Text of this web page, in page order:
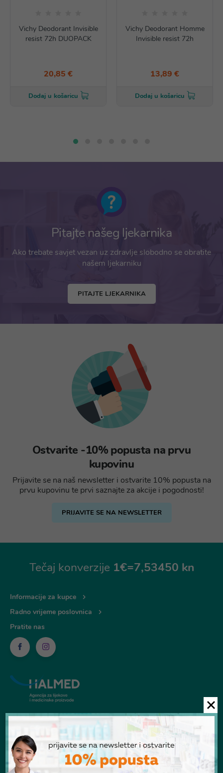
Vichy Deodorant Invisible
resist 72h DUOPACK
20,85 €
Dodaj u košaricu
Vichy Deodorant Homme
Invisible resist 72h
13,89 €
Dodaj u košaricu
Pitajte našeg ljekarnika
Ako trebate savjet vezan uz zdravlje slobodno se obratite
našem ljekarniku
PITAJTE LJEKARNIKA
Ostvarite -10% popusta na prvu
kupovinu
Prijavite se na naš newsletter i ostvarite 10% popusta na
prvu kupovinu te prvi saznajte za akcije i pogodnosti!
PRIJAVITE SE NA NEWSLETTER
Tečaj konverzije 1€=7,53450 kn
Informacije za kupce
Radno vrijeme poslovnica
Pratite nas
© Ljekarna Talan 2026